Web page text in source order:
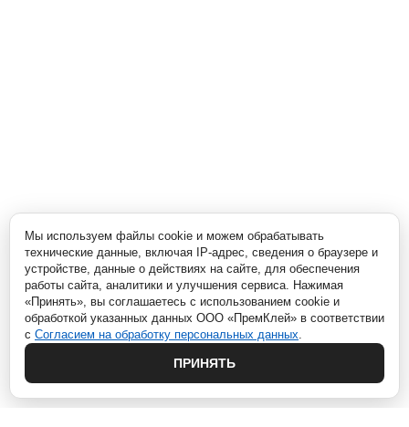
Мы используем файлы cookie и можем обрабатывать
технические данные, включая IP-адрес, сведения о браузере и
устройстве, данные о действиях на сайте, для обеспечения
работы сайта, аналитики и улучшения сервиса. Нажимая
«Принять», вы соглашаетесь с использованием cookie и
обработкой указанных данных ООО «ПремКлей» в соответствии
с Согласием на обработку персональных данных.
ПРИНЯТЬ